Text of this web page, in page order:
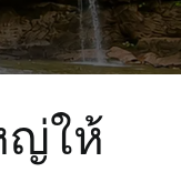
ญ่ให้